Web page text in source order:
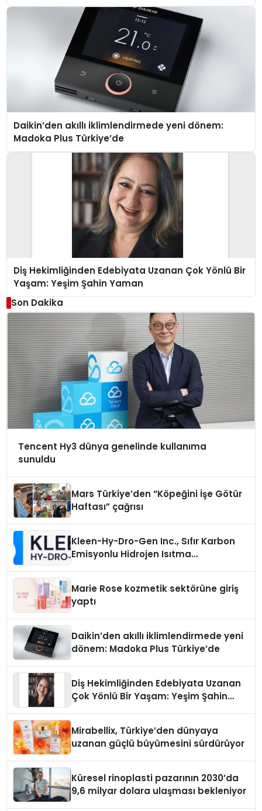
Daikin’den akıllı iklimlendirmede yeni dönem:
Madoka Plus Türkiye’de
Diş Hekimliğinden Edebiyata Uzanan Çok Yönlü Bir
Yaşam: Yeşim Şahin Yaman
Son Dakika
Tencent Hy3 dünya genelinde kullanıma
sunuldu
Mars Türkiye’den “Köpeğini İşe Götür
Haftası” çağrısı
Kleen-Hy-Dro-Gen Inc., Sıfır Karbon
Emisyonlu Hidrojen Isıtma
Marie Rose kozmetik sektörüne giriş
yaptı
Daikin’den akıllı iklimlendirmede yeni
dönem: Madoka Plus Türkiye’de
Diş Hekimliğinden Edebiyata Uzanan
Çok Yönlü Bir Yaşam: Yeşim Şahin
Mirabellix, Türkiye’den dünyaya
uzanan güçlü büyümesini sürdürüyor
Küresel rinoplasti pazarının 2030’da
9,6 milyar dolara ulaşması bekleniyor